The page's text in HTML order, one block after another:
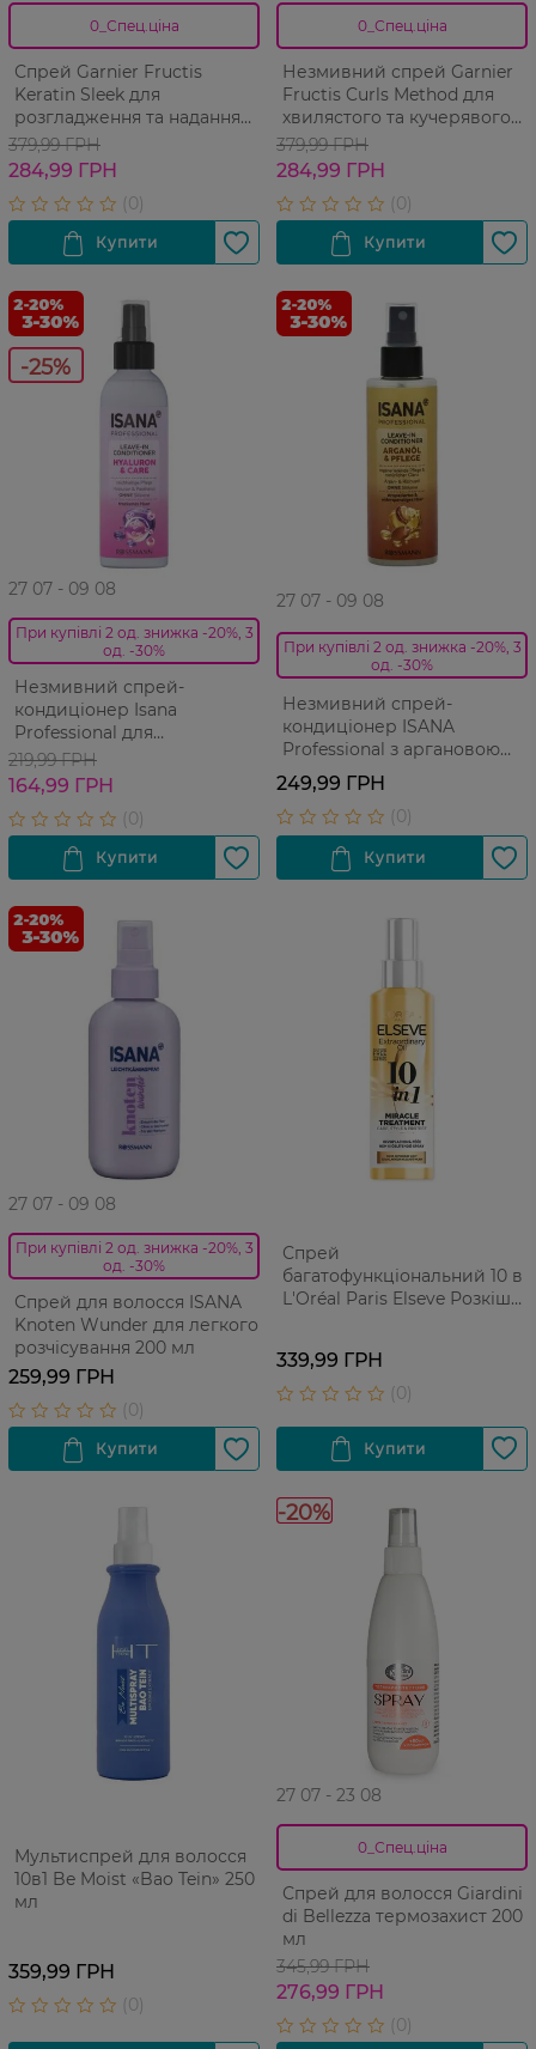
0_Спец.ціна
Спрей Garnier Fructis
Keratin Sleek для
розгладження та надання
блиску для пухнастого та
сухого волосся 150 мл​
379,99 ГРН
284,99 ГРН
0_Спец.ціна
Незмивний спрей Garnier
Fructis Curls Method для
хвилястого та кучерявого
волосся 150 мл
379,99 ГРН
284,99 ГРН
-25%
27 07 - 09 08
При купівлі 2 од. знижка -20%, 3
од. -30%
Незмивний спрей-
кондиціонер Isana
Professional для
пошкодженого волосся 100
мл
219,99 ГРН
164,99 ГРН
27 07 - 09 08
При купівлі 2 од. знижка -20%, 3
од. -30%
Незмивний спрей-
кондиціонер ISANA
Professional з аргановою
олією 100 мл
249,99 ГРН
27 07 - 09 08
При купівлі 2 од. знижка -20%, 3
од. -30%
Спрей для волосся ISANA
Knoten Wunder для легкого
розчісування 200 мл
259,99 ГРН
Спрей
багатофункціональний 10 в 1
L'Oréal Paris Elseve Розкіш
потребує живлення 150 мл
339,99 ГРН
Мультиспрей для волосся
10в1 Be Moist «Bao Tein» 250
мл
359,99 ГРН
-20%
27 07 - 23 08
0_Спец.ціна
Спрей для волосся Giardini
di Bellezza термозахист 200
мл
345,99 ГРН
276,99 ГРН